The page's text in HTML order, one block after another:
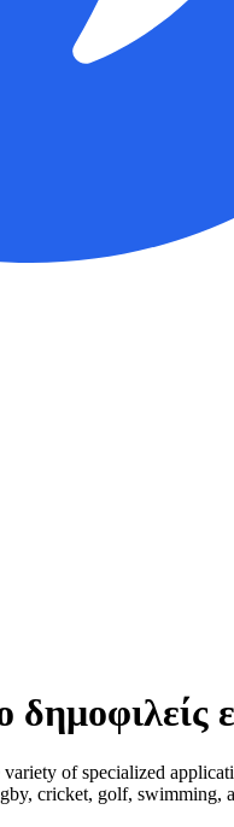
of specialized
cricket, golf,